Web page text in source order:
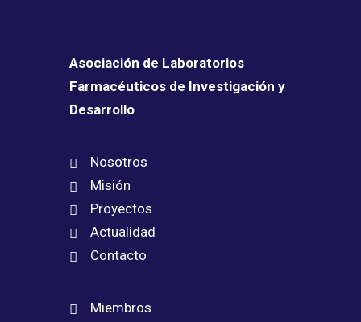
Asociación de Laboratorios
Farmacéuticos de Investigación y
Desarrollo
Nosotros
Misión
Proyectos
Actualidad
Contacto
Miembros